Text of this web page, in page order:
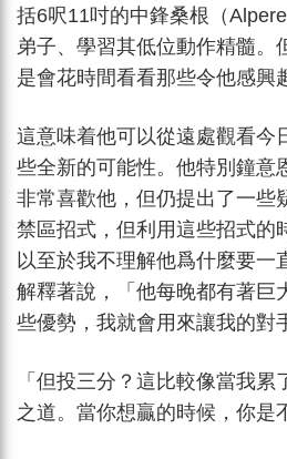
括6呎11吋的中鋒桑根（
弟子、學習其低位動作精髓。
是會花時間看看那些令他感興
這意味着他可以從遠處觀看今
些全新的可能性。他特別鐘意
非常喜歡他，但仍提出了一些
禁區招式，但利用這些招式的
以至於我不理解他爲什麼要一
解釋著說，「他每晚都有著巨
些優勢，我就會用來讓我的對
「但投三分？這比較像當我
之道。當你想贏的時候，你是